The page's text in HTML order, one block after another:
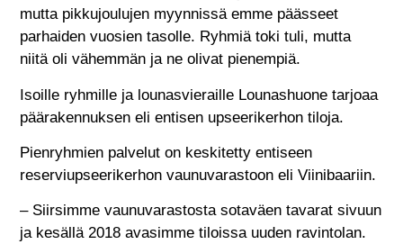
mutta pikkujoulujen myynnissä emme päässeet
parhaiden vuosien tasolle. Ryhmiä toki tuli, mutta
niitä oli vähemmän ja ne olivat pienempiä.
Isoille ryhmille ja lounasvieraille Lounashuone tarjoaa
päärakennuksen eli entisen upseerikerhon tiloja.
Pienryhmien palvelut on keskitetty entiseen
reserviupseerikerhon vaunuvarastoon eli Viinibaariin.
– Siirsimme vaunuvarastosta sotaväen tavarat sivuun
ja kesällä 2018 avasimme tiloissa uuden ravintolan.